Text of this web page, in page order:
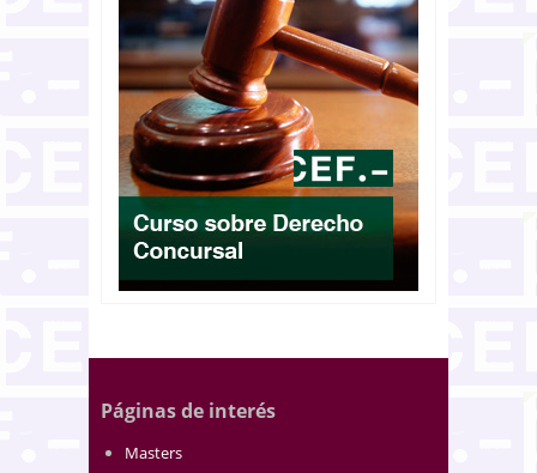
Páginas de interés
Masters